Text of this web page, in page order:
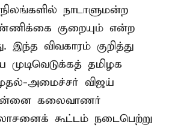
நாடாளுமன்ற
குறையும் என்ற
இந்த விவகாரம் குறித்து
தமிழக
அமைச்சர் விஜய்
கலைவாணர்
கூட்டம் நடைபெற்று